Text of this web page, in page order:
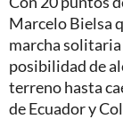
Marcelo Bielsa
marcha solitaria
posibilidad de
terreno hasta
de Ecuador y